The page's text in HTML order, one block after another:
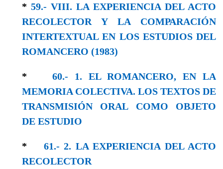
* 59.- VIII. LA EXPERIENCIA DEL ACTO
RECOLECTOR Y LA COΜΡΑRACΙÓΝ
INTERTEXTUAL EN LOS ESTUDIOS DEL
ROMANCERO (1983)
*60.- 1. EL ROMANCERO, EΝ LA
MEMORIA COLECTIVA. LOS TEXTOS DE
TRANSMISIÓN ORAL COΜO OBJEΤO
DE ESTUDIO
* 61.- 2. LA EXPERIENCIA DEL ACTO
RECOLECTOR